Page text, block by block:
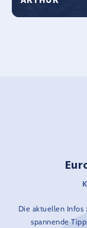
Die aktuellen Infos
spannende